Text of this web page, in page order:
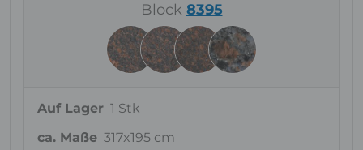
Block 8395
Auf Lager 1 Stk
ca. Maße 317x195 cm